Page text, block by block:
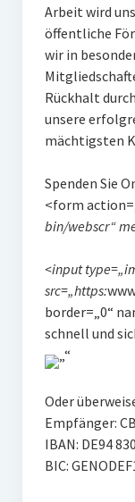
SPENDEN
Arbeit wird
öffentliche
wir in
Rückhalt
unsere
mächtigsten
Spenden Sie
<form
bin/webscr“
<input
src=„https:
border=„0“
schnell und
Oder
Empfänger:
IBAN: DE94
BIC: